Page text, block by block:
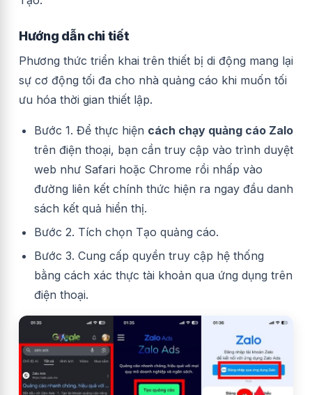
Hướng dẫn chi tiết
Phương thức triển khai trên thiết bị di động mang lại
sự cơ động tối đa cho nhà quảng cáo khi muốn tối
ưu hóa thời gian thiết lập.
Bước 1. Để thực hiện cách chạy quảng cáo Zalo
trên điện thoại, bạn cần truy cập vào trình duyệt
web như Safari hoặc Chrome rồi nhấp vào
đường liên kết chính thức hiện ra ngay đầu danh
sách kết quả hiển thị.
Bước 2. Tích chọn Tạo quảng cáo.
Bước 3. Cung cấp quyền truy cập hệ thống
bằng cách xác thực tài khoản qua ứng dụng trên
điện thoại.